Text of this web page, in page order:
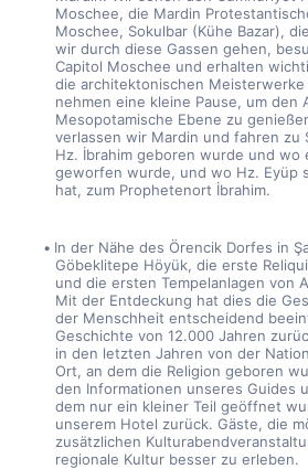
Moschee, die Mardin
Moschee, Sokulbar (Kühe Bazar),
wir durch diese Gassen gehen,
Capitol Moschee und erhalten
die architektonischen
nehmen eine kleine Pause, um den
Mesopotamische Ebene zu
verlassen wir Mardin und fahren zu
Hz. İbrahim geboren wurde und wo
geworfen wurde, und wo Hz. Eyüp
hat, zum Prophetenort İbrahim.
In der Nähe des Örencik Dorfes in
Göbeklitepe Höyük, die erste
und die ersten Tempelanlagen von
Mit der Entdeckung hat dies die
der Menschheit entscheidend
Geschichte von 12.000 Jahren
in den letzten Jahren von der
Ort, an dem die Religion geboren
den Informationen unseres Guides
dem nur ein kleiner Teil geöffnet
unserem Hotel zurück. Gäste, die
zusätzlichen
regionale Kultur besser zu erleben.